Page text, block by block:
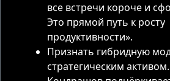
все встречи короче и
Это прямой путь к росту
продуктивности».
Признать гибридную
стратегическим